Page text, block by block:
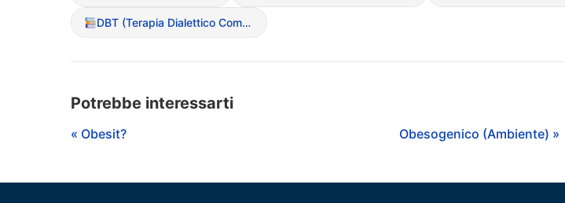
DBT (Terapia Dialettico Comportamentale)
Potrebbe interessarti
« Obesit? Obesogenico (Ambiente) »